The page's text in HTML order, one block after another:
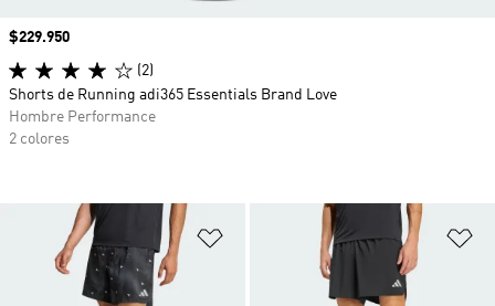
Añadir a la lista de deseos
Precio
$229.950
(2)
Shorts de Running adi365 Essentials Brand Love
Hombre Performance
2 colores